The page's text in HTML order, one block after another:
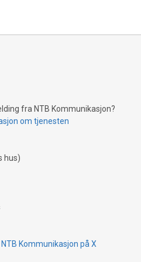
forestår i
fra NTB Kommunikasjon?
om tjenesten
hus)
Kommunikasjon på X